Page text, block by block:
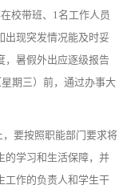
校带班、1名工作人员
出现突发情况能及时妥
，暑假外出应逐级报告
期三）前，通过办事大
要按照职能部门要求将
的学习和生活保障，并
工作的负责人和学生干